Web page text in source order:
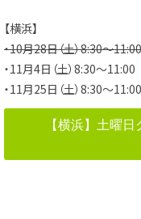
【横浜】
・10月28日（土）8:30～11:00
・11月4日（土）8:30～11:00
・11月25日（土）8:30～
【横浜】土曜